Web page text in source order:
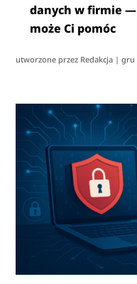
danych w firmie
może Ci pomóc
utworzone przez Redakcja |gru